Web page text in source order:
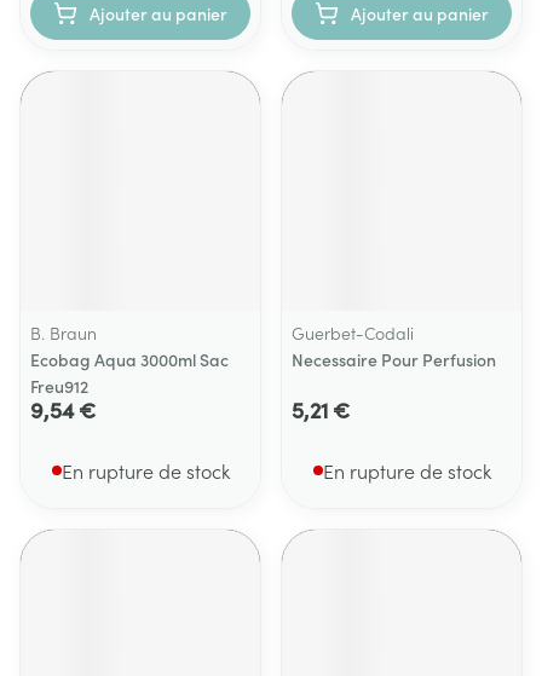
Ajouter au panier Ajouter au panier
B. Braun
Ecobag Aqua 3000ml Sac
Freu912
9,54 €
En rupture de stock
Guerbet-Codali
Necessaire Pour Perfusion
5,21 €
En rupture de stock